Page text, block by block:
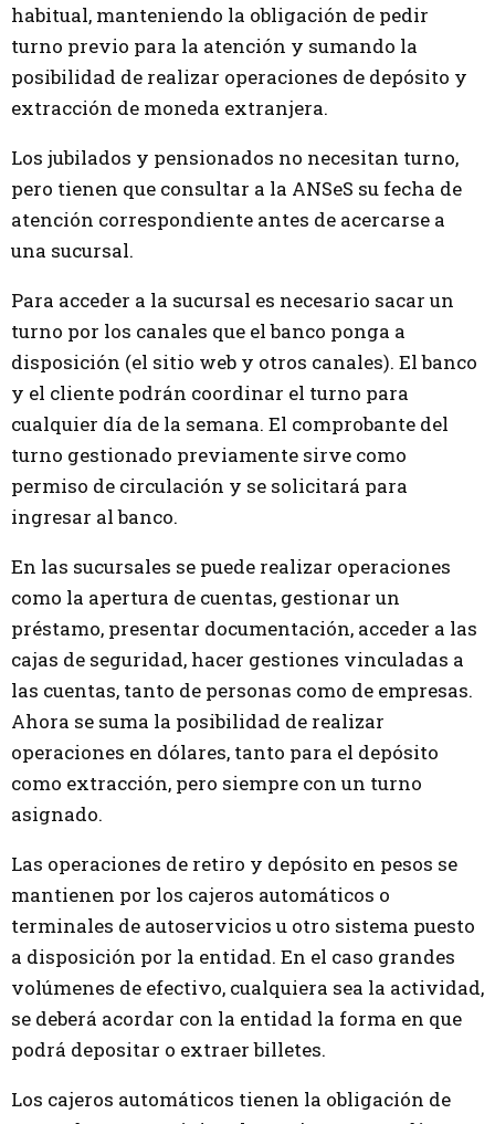
habitual, manteniendo la obligación de pedir
turno previo para la atención y sumando la
posibilidad de realizar operaciones de depósito y
extracción de moneda extranjera.
Los jubilados y pensionados no necesitan turno,
pero tienen que consultar a la ANSeS su fecha de
atención correspondiente antes de acercarse a
una sucursal.
Para acceder a la sucursal es necesario sacar un
turno por los canales que el banco ponga a
disposición (el sitio web y otros canales). El banco
y el cliente podrán coordinar el turno para
cualquier día de la semana. El comprobante del
turno gestionado previamente sirve como
permiso de circulación y se solicitará para
ingresar al banco.
En las sucursales se puede realizar operaciones
como la apertura de cuentas, gestionar un
préstamo, presentar documentación, acceder a las
cajas de seguridad, hacer gestiones vinculadas a
las cuentas, tanto de personas como de empresas.
Ahora se suma la posibilidad de realizar
operaciones en dólares, tanto para el depósito
como extracción, pero siempre con un turno
asignado.
Las operaciones de retiro y depósito en pesos se
mantienen por los cajeros automáticos o
terminales de autoservicios u otro sistema puesto
a disposición por la entidad. En el caso grandes
volúmenes de efectivo, cualquiera sea la actividad,
se deberá acordar con la entidad la forma en que
podrá depositar o extraer billetes.
Los cajeros automáticos tienen la obligación de